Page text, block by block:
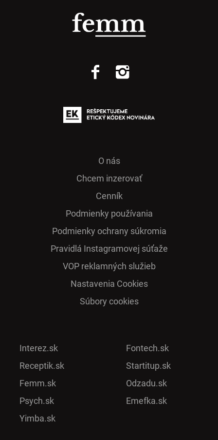
O nás
Chcem inzerovať
Cenník
Podmienky používania
Podmienky ochrany súkromia
Pra­vidlá Ins­ta­gra­mo­vej sú­ťaže
VOP reklamných služieb
Nastavenia Cookies
Súbory cookies
Interez.sk
Receptik.sk
Femm.sk
Psych.sk
Yimba.sk
Fontech.sk
Startitup.sk
Odzadu.sk
Emefka.sk